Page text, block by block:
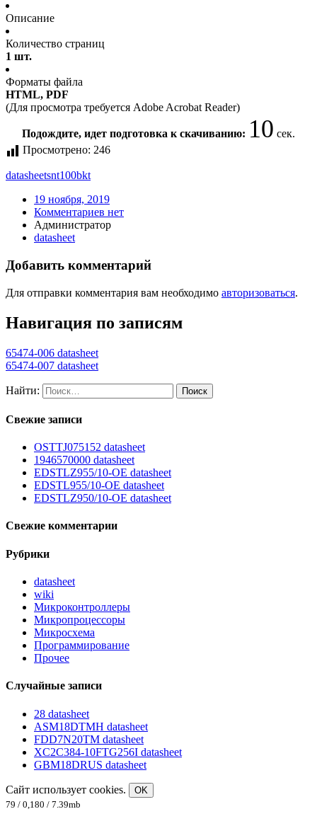
Описание
Количество страниц
1 шт.
Форматы файла
HTML, PDF
(Для просмотра требуется Adobe Acrobat Reader)
Подождите, идет подготовка к скачиванию:9сек.
Просмотрено: 246
datasheetsnt100bkt
19 ноября, 2019
Комментариев нет
Администратор
datasheet
Добавить комментарий
Для отправки комментария вам необходимо авторизоваться.
Навигация по записям
65474-006 datasheet
65474-007 datasheet
Найти:
Свежие записи
OSTTJ075152 datasheet
1946570000 datasheet
EDSTLZ955/10-OE datasheet
EDSTL955/10-OE datasheet
EDSTLZ950/10-OE datasheet
Свежие комментарии
Рубрики
datasheet
wiki
Микроконтроллеры
Микропроцессоры
Микросхема
Программирование
Прочее
Случайные записи
28 datasheet
ASM18DTMH datasheet
FDD7N20TM datasheet
XC2C384-10FTG256I datasheet
GBM18DRUS datasheet
Сайт использует cookies.
OK
79 / 0,180 / 7.39mb